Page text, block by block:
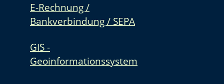
E-Rechnung /
Bankverbindung / SEPA
GIS -
Geoinformationssystem